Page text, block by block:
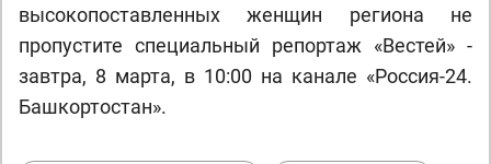
высокопоставленных женщин региона не
пропустите специальный репортаж «Вестей» -
завтра, 8 марта, в 10:00 на канале «Россия-24.
Башкортостан».